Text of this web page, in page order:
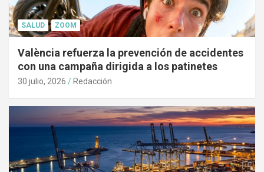
SALUD ZOOM
València refuerza la prevención de accidentes
con una campaña dirigida a los patinetes
30 julio, 2026 Redacción